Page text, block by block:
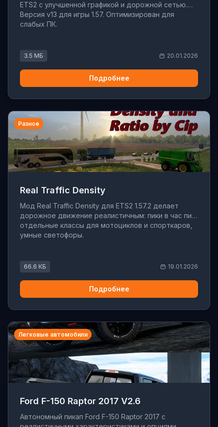
ETS2 с улучшенной графикой и дорожной сетью.
Версия v13 для игры 1.57. Оптимизирован для
слабых ПК.
3.5 МБ 20.01.2026
Подробнее
Разное
Real Traffic Density
Мод Real Traffic Density для ETS2 1.57.2 делает
дорожное движение реалистичным: пики в час пик,
отдельные классы для мотоциклов и спорткаров,
умные светофоры.
66.6 КБ 19.01.2026
Подробнее
Легковые автомобили
Ford F-150 Raptor 2017 V2.6
Автономный пикап Ford F-150 Raptor 2017 с